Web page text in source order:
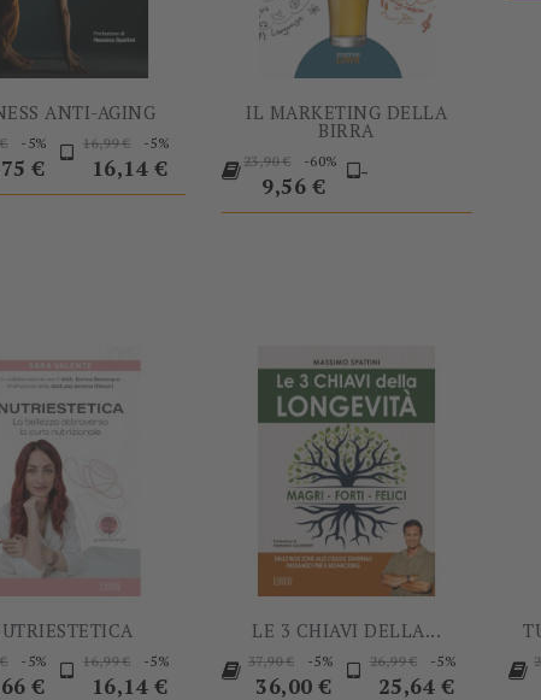
ANTI-AGING
-5%
Prezzo
€
Prezzo
base
16,99 € -5%
16,14 €
IL MARKETING DELLA
BIRRA
Prezzo
base
23,90 € -60%
Prezzo
9,56 € -
-5%
Prezzo
€
Prezzo
base
16,99 € -5%
Prezzo
16,14 €
LE 3 CHIAVI DELLA...
Prezzo
base
37,90 € -5%
Prezzo
36,00 €
Prezzo
base
26,99 € -5%
Prezzo
25,64 €